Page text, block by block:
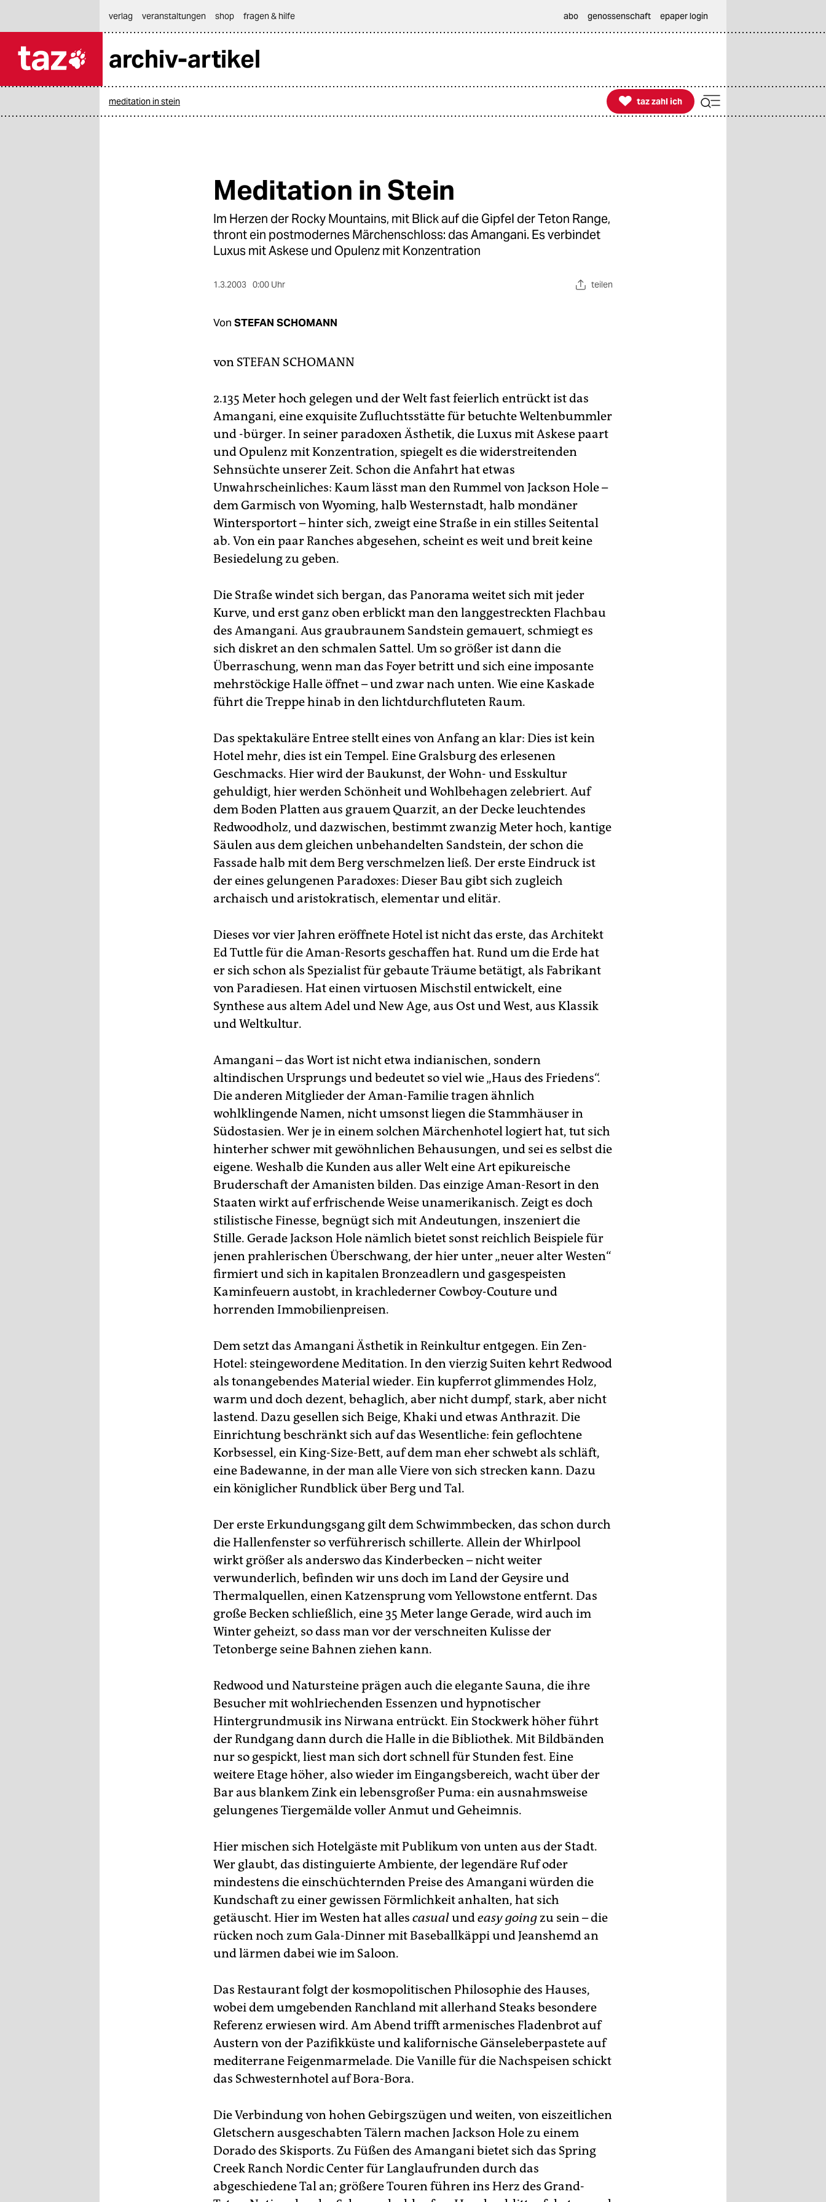
themen
verlag
veranstaltungen shop fragen & hilfe abo genossenschaft epaper login
archiv-artikel
meditation in stein 
taz zahl ich
taz zahl ich
Meditation in Stein
Im Herzen der Rocky Mountains, mit Blick auf die Gipfel der Teton Range,
thront ein postmodernes Märchenschloss: das Amangani. Es verbindet
Luxus mit Askese und Opulenz mit Konzentration
1.3.2003 0:00 Uhr teilen
Von STEFAN SCHOMANN
von STEFAN SCHOMANN
2.135 Meter hoch gelegen und der Welt fast feierlich entrückt ist das
Amangani, eine exquisite Zufluchtsstätte für betuchte Weltenbummler
und -bürger. In seiner paradoxen Ästhetik, die Luxus mit Askese paart
und Opulenz mit Konzentration, spiegelt es die widerstreitenden
Sehnsüchte unserer Zeit. Schon die Anfahrt hat etwas
Unwahrscheinliches: Kaum lässt man den Rummel von Jackson Hole –
dem Garmisch von Wyoming, halb Westernstadt, halb mondäner
Wintersportort – hinter sich, zweigt eine Straße in ein stilles Seitental
ab. Von ein paar Ranches abgesehen, scheint es weit und breit keine
Besiedelung zu geben.
Die Straße windet sich bergan, das Panorama weitet sich mit jeder
Kurve, und erst ganz oben erblickt man den langgestreckten Flachbau
des Amangani. Aus graubraunem Sandstein gemauert, schmiegt es
sich diskret an den schmalen Sattel. Um so größer ist dann die
Überraschung, wenn man das Foyer betritt und sich eine imposante
mehrstöckige Halle öffnet – und zwar nach unten. Wie eine Kaskade
führt die Treppe hinab in den lichtdurchfluteten Raum.
Das spektakuläre Entree stellt eines von Anfang an klar: Dies ist kein
Hotel mehr, dies ist ein Tempel. Eine Gralsburg des erlesenen
Geschmacks. Hier wird der Baukunst, der Wohn- und Esskultur
gehuldigt, hier werden Schönheit und Wohlbehagen zelebriert. Auf
dem Boden Platten aus grauem Quarzit, an der Decke leuchtendes
Redwoodholz, und dazwischen, bestimmt zwanzig Meter hoch, kantige
Säulen aus dem gleichen unbehandelten Sandstein, der schon die
Fassade halb mit dem Berg verschmelzen ließ. Der erste Eindruck ist
der eines gelungenen Paradoxes: Dieser Bau gibt sich zugleich
archaisch und aristokratisch, elementar und elitär.
Dieses vor vier Jahren eröffnete Hotel ist nicht das erste, das Architekt
Ed Tuttle für die Aman-Resorts geschaffen hat. Rund um die Erde hat
er sich schon als Spezialist für gebaute Träume betätigt, als Fabrikant
von Paradiesen. Hat einen virtuosen Mischstil entwickelt, eine
Synthese aus altem Adel und New Age, aus Ost und West, aus Klassik
und Weltkultur.
Amangani – das Wort ist nicht etwa indianischen, sondern
altindischen Ursprungs und bedeutet so viel wie „Haus des Friedens“.
Die anderen Mitglieder der Aman-Familie tragen ähnlich
wohlklingende Namen, nicht umsonst liegen die Stammhäuser in
Südostasien. Wer je in einem solchen Märchenhotel logiert hat, tut sich
hinterher schwer mit gewöhnlichen Behausungen, und sei es selbst die
eigene. Weshalb die Kunden aus aller Welt eine Art epikureische
Bruderschaft der Amanisten bilden. Das einzige Aman-Resort in den
Staaten wirkt auf erfrischende Weise unamerikanisch. Zeigt es doch
stilistische Finesse, begnügt sich mit Andeutungen, inszeniert die
Stille. Gerade Jackson Hole nämlich bietet sonst reichlich Beispiele für
jenen prahlerischen Überschwang, der hier unter „neuer alter Westen“
firmiert und sich in kapitalen Bronzeadlern und gasgespeisten
Kaminfeuern austobt, in krachlederner Cowboy-Couture und
horrenden Immobilienpreisen.
Dem setzt das Amangani Ästhetik in Reinkultur entgegen. Ein Zen-
Hotel: steingewordene Meditation. In den vierzig Suiten kehrt Redwood
als tonangebendes Material wieder. Ein kupferrot glimmendes Holz,
warm und doch dezent, behaglich, aber nicht dumpf, stark, aber nicht
lastend. Dazu gesellen sich Beige, Khaki und etwas Anthrazit. Die
Einrichtung beschränkt sich auf das Wesentliche: fein geflochtene
Korbsessel, ein King-Size-Bett, auf dem man eher schwebt als schläft,
eine Badewanne, in der man alle Viere von sich strecken kann. Dazu
ein königlicher Rundblick über Berg und Tal.
Der erste Erkundungsgang gilt dem Schwimmbecken, das schon durch
die Hallenfenster so verführerisch schillerte. Allein der Whirlpool
wirkt größer als anderswo das Kinderbecken – nicht weiter
verwunderlich, befinden wir uns doch im Land der Geysire und
Thermalquellen, einen Katzensprung vom Yellowstone entfernt. Das
große Becken schließlich, eine 35 Meter lange Gerade, wird auch im
Winter geheizt, so dass man vor der verschneiten Kulisse der
Tetonberge seine Bahnen ziehen kann.
Redwood und Natursteine prägen auch die elegante Sauna, die ihre
Besucher mit wohlriechenden Essenzen und hypnotischer
Hintergrundmusik ins Nirwana entrückt. Ein Stockwerk höher führt
der Rundgang dann durch die Halle in die Bibliothek. Mit Bildbänden
nur so gespickt, liest man sich dort schnell für Stunden fest. Eine
weitere Etage höher, also wieder im Eingangsbereich, wacht über der
Bar aus blankem Zink ein lebensgroßer Puma: ein ausnahmsweise
gelungenes Tiergemälde voller Anmut und Geheimnis.
Hier mischen sich Hotelgäste mit Publikum von unten aus der Stadt.
Wer glaubt, das distinguierte Ambiente, der legendäre Ruf oder
mindestens die einschüchternden Preise des Amangani würden die
Kundschaft zu einer gewissen Förmlichkeit anhalten, hat sich
getäuscht. Hier im Westen hat alles casualundeasy going zu sein – die
rücken noch zum Gala-Dinner mit Baseballkäppi und Jeanshemd an
und lärmen dabei wie im Saloon.
Das Restaurant folgt der kosmopolitischen Philosophie des Hauses,
wobei dem umgebenden Ranchland mit allerhand Steaks besondere
Referenz erwiesen wird. Am Abend trifft armenisches Fladenbrot auf
Austern von der Pazifikküste und kalifornische Gänseleberpastete auf
mediterrane Feigenmarmelade. Die Vanille für die Nachspeisen schickt
das Schwesternhotel auf Bora-Bora.
Die Verbindung von hohen Gebirgszügen und weiten, von eiszeitlichen
Gletschern ausgeschabten Tälern machen Jackson Hole zu einem
Dorado des Skisports. Zu Füßen des Amangani bietet sich das Spring
Creek Ranch Nordic Center für Langlaufrunden durch das
abgeschiedene Tal an; größere Touren führen ins Herz des Grand-